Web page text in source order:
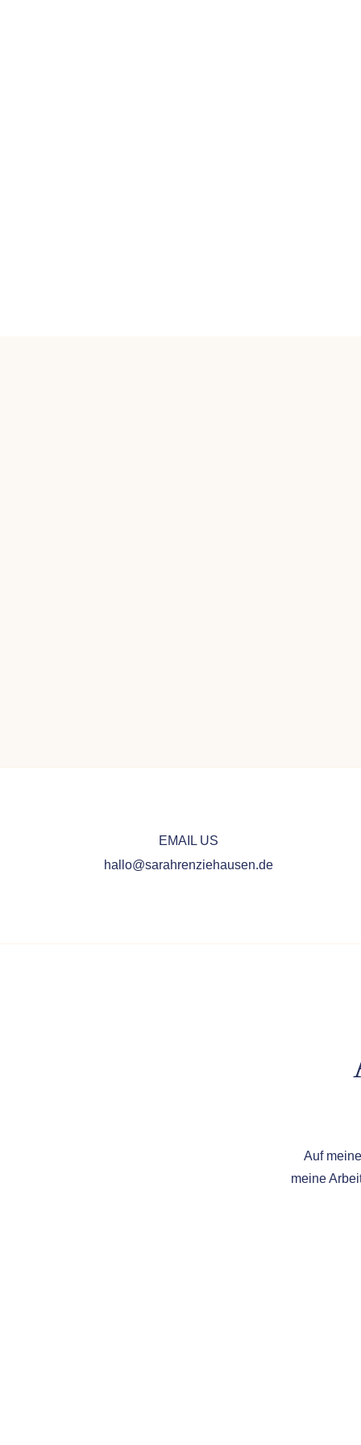
EMAIL US
hallo@sarahrenziehausen.de
Auf
meine